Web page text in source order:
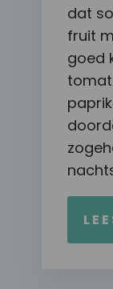
dat
fruit
goed